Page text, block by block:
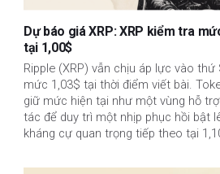
Dự báo giá XRP: XRP kiểm tra
tại 1,00$
Ripple (XRP) vẫn chịu áp lực vào
mức 1,03$ tại thời điểm viết bài.
giữ mức hiện tại như một vùng hỗ
tác để duy trì một nhịp phục hồi bật
kháng cự quan trọng tiếp theo tại